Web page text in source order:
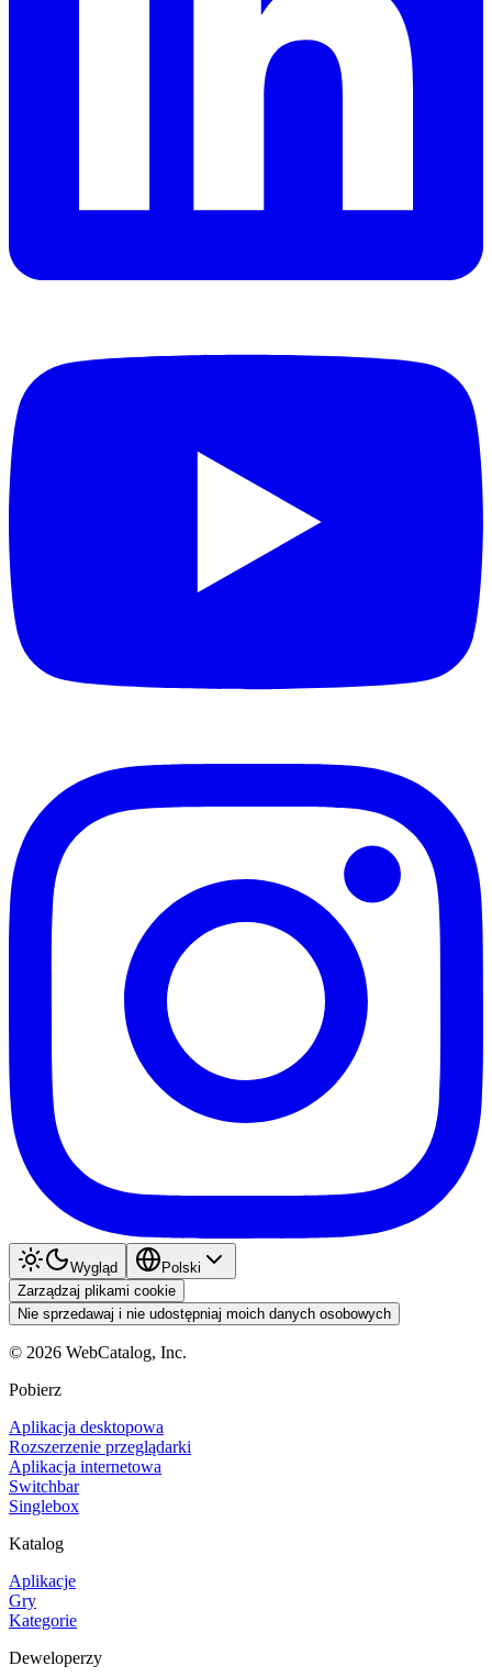
Wygląd
Polski
Zarządzaj plikami cookie
Nie sprzedawaj i nie udostępniaj moich danych osobowych
© 2026 WebCatalog, Inc.
Pobierz
Aplikacja desktopowa
Rozszerzenie przeglądarki
Aplikacja internetowa
Switchbar
Singlebox
Katalog
Aplikacje
Gry
Kategorie
Deweloperzy